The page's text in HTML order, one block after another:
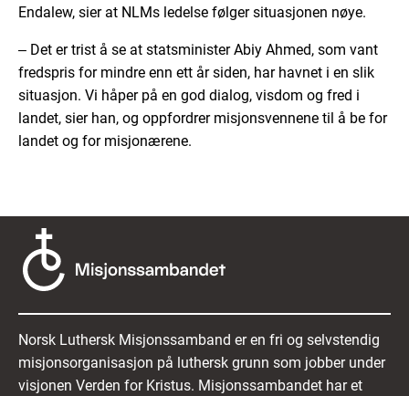
Endalew, sier at NLMs ledelse følger situasjonen nøye.
­‒ Det er trist å se at statsminister Abiy Ahmed, som vant
fredspris for mindre enn ett år siden, har havnet i en slik
situasjon. Vi håper på en god dialog, visdom og fred i
landet, sier han, og oppfordrer misjonsvennene til å be for
landet og for misjonærene.
Norsk Luthersk Misjonssamband er en fri og selvstendig
misjonsorganisasjon på luthersk grunn som jobber under
visjonen Verden for Kristus. Misjonssambandet har et